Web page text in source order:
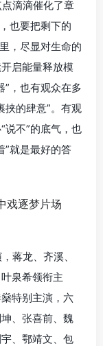
滴滴催化了章
也要把剩下的
，尽显对生命的
启能量释放模
”，也有观众在多
挟的肆意”。有观
说不”的底气，也
”就是最好的答
蒋龙、齐溪、
泉希领衔主
特别主演，六
、张喜前、魏
、鄂靖文、包